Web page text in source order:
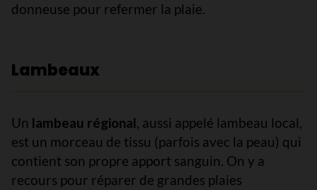
donneuse pour refermer la plaie.
Lambeaux
Un lambeau régional, aussi appelé lambeau local,
est un morceau de tissu (parfois avec la peau) qui
contient son propre apport sanguin. On y a
recours pour réparer de grandes plaies